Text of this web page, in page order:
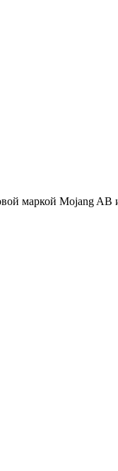
маркой Mojang